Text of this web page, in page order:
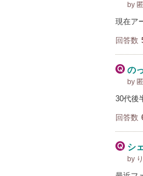
by
現在ア
回答数
の
by
30代後
回答数
シ
by